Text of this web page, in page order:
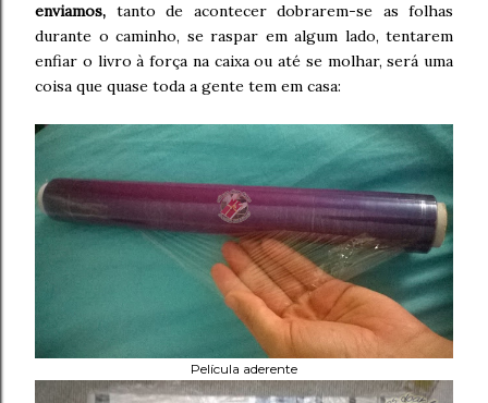
enviamos, tanto de acontecer dobrarem-se as folhas
durante o caminho, se raspar em algum lado, tentarem
enfiar o livro à força na caixa ou até se molhar, será uma
coisa que quase toda a gente tem em casa:
Película aderente